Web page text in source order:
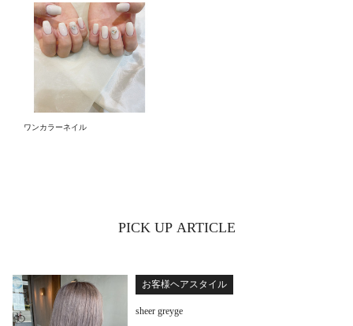
ワンカラーネイル
PICK UP ARTICLE
お客様ヘアスタイル
sheer greyge